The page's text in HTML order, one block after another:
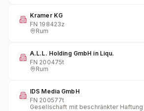
Kramer KG
FN 198423z
Rum
A.L.L. Holding GmbH in Liqu.
FN 200475t
Rum
IDS Media GmbH
FN 200577t
Gesellschaft mit beschränkter Haftung